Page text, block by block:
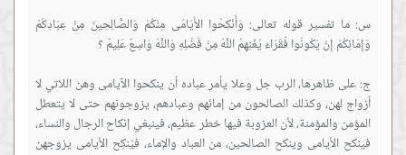
س: ما تفسير قوله تعالى: وَأَنْكِحُوا الأَيَامَى مِنْكُمْ وَالصَّالِحِينَ مِنْ عِبَادِكُمْ
ج: على ظاهرها، الرب جل وعلا يأمر عباده أن ينكحوا الآيامى وهن اللاتي لا
أزواج لهن، وكذلك الصالحون من إمائهم وعبادهم، يزوجونهم حتى لا يتعطل
المؤمن والمؤمنة، لأن العزوبة فيها خطر عظيم، فينبغي إنكاح الرجال والنساء،
فينكح الأيامى وينكح الصالحين، من العباد والإماء، فيُنكِح الأيامى يزوجهن